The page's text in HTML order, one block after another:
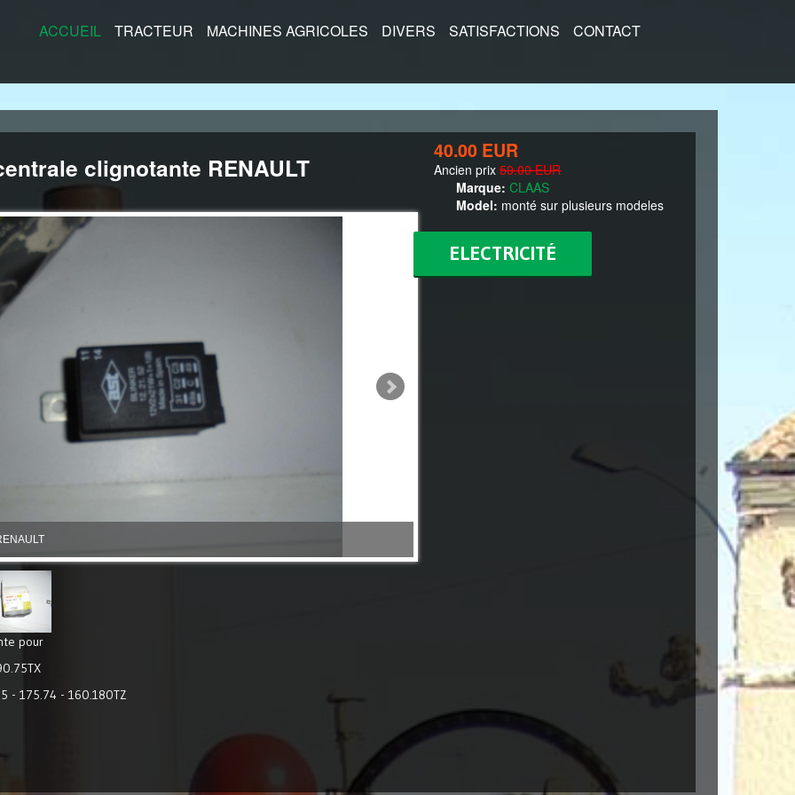
ACCUEIL TRACTEUR MACHINES AGRICOLES DIVERS SATISFACTIONS CONTACT
clignotante RENAULT
40.00 EUR
Ancien prix50.00 EUR
Marque:CLAAS
Model: monté sur plusieurs modeles
pour
- 175.74 - 160.180TZ
ELECTRICITÉ